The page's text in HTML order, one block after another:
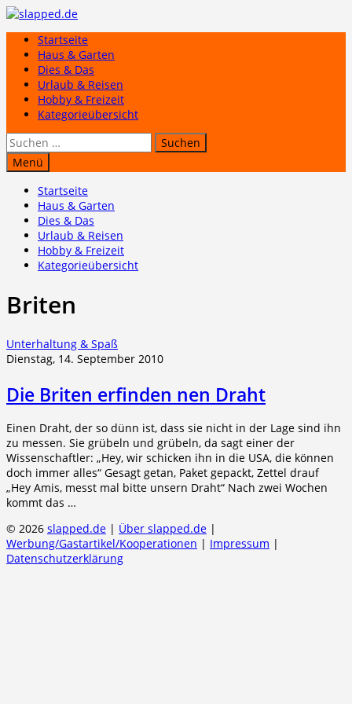
Zum
springenStartseite
Haus & Garten
Dies & Das
Urlaub & Reisen
Hobby & Freizeit
Kategorieübersicht
Suchen
nach:
Menü
Startseite
Haus & Garten
Dies & Das
Urlaub & Reisen
Hobby & Freizeit
Kategorieübersicht
Briten
Unterhaltung & Spaß
Dienstag, 14. September 2010
Die Briten erfinden nen Draht
Einen Draht, der so dünn ist, dass sie nicht in der Lage sind ihn
zu messen. Sie grübeln und grübeln, da sagt einer der
Wissenschaftler: „Hey, wir schicken ihn in die USA, die können
doch immer alles“ Gesagt getan, Paket gepackt, Zettel drauf
„Hey Amis, messt mal bitte unsern Draht“ Nach zwei Wochen
kommt das …
© 2026 slapped.de | Über slapped.de |
Werbung/Gastartikel/Kooperationen | Impressum |
Datenschutzerklärung